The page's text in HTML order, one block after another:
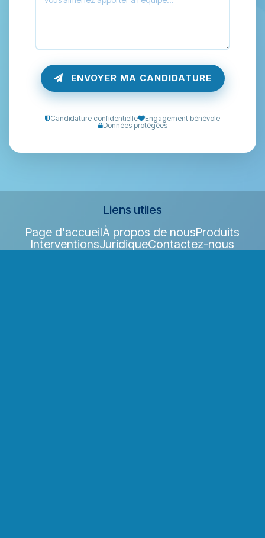
ENVOYER MA CANDIDATURE
Candidature confidentielle
Engagement bénévole
Données protégées
Liens utiles
Page d'accueilÀ propos de nousProduits
InterventionsJuridiqueContactez-nous